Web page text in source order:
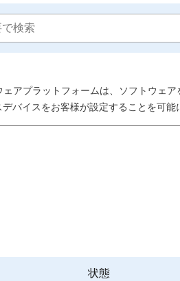
ェアプラットフォームは、ソフトウェ
バイスをお客様が設定することを可能
状態